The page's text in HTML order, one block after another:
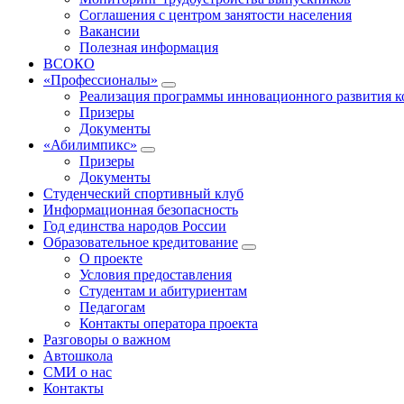
Соглашения с центром занятости населения
Вакансии
Полезная информация
ВСОКО
«Профессионалы»
Реализация программы инновационного развития
Призеры
Документы
«Абилимпикс»
Призеры
Документы
Студенческий спортивный клуб
Информационная безопасность
Год единства народов России
Образовательное кредитование
О проекте
Условия предоставления
Студентам и абитуриентам
Педагогам
Контакты оператора проекта
Разговоры о важном
Автошкола
СМИ о нас
Контакты